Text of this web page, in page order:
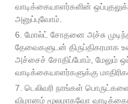
வாடிக்கையாளர்களின்
அனுப்புவோம்.
6. மோல்ட் சோதனை அச்சு
தேவைகளுடன் திருப்திகரமாக
அச்சைச் சோதிப்போம், மேலும்
வாடிக்கையாளர்களுக்கு
7. டெலிவரி நாங்கள்
விமானம் மூலமாகவோ